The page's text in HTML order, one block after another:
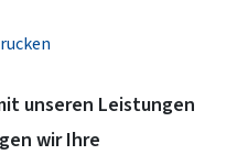
unseren Leistungen
wir Ihre